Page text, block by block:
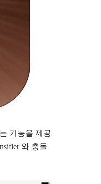
기능을 제공
와 충돌